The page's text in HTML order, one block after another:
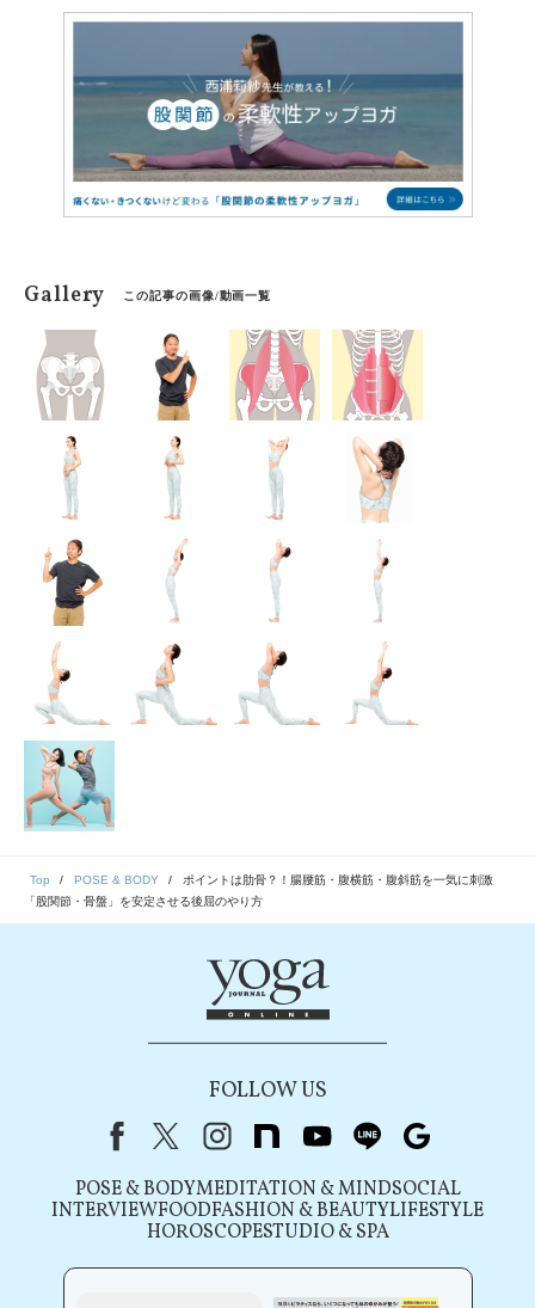
Gallery この記事の画像/動画一覧
Top POSE & BODY
ポイントは肋骨？！腸腰筋・腹横筋・腹斜筋を一気に刺激
「股関節・骨盤」を安定させる後屈のやり方
FOLLOW US
FacebookX（旧Twitter）
instagram
note youtubeline
POSE & BODYMEDITATION & MINDSOCIAL
INTERVIEWFOODFASHION & BEAUTYLIFESTYLE
HOROSCOPESTUDIO & SPA